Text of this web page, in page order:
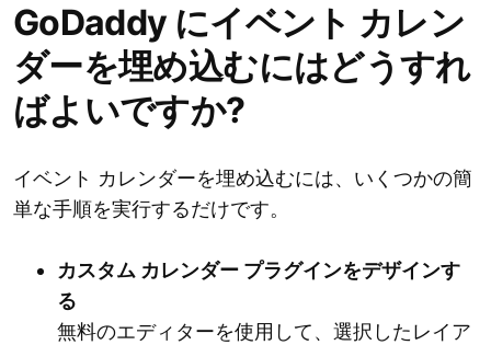
GoDaddy にイベント カレン
ダーを埋め込むにはどうすれ
ばよいですか?
イベント カレンダーを埋め込むには、いくつかの簡
単な手順を実行するだけです。
カスタム カレンダー プラグインをデザインす
る
無料のエディターを使用して、選択したレイア